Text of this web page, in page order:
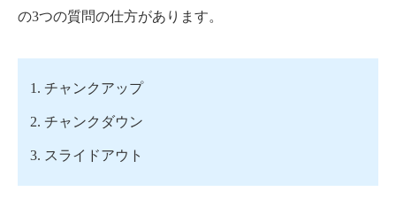
の3つの質問の仕方があります。
チャンクアップ
チャンクダウン
スライドアウト